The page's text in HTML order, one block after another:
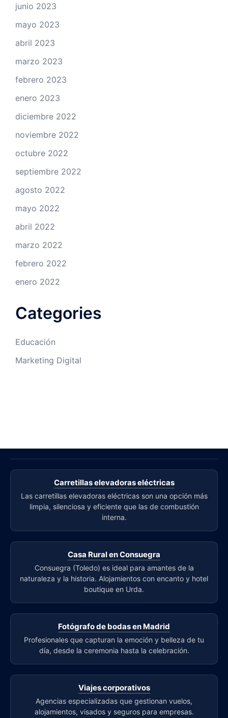
junio 2023
mayo 2023
abril 2023
marzo 2023
febrero 2023
enero 2023
diciembre 2022
noviembre 2022
octubre 2022
septiembre 2022
agosto 2022
mayo 2022
abril 2022
marzo 2022
febrero 2022
enero 2022
Categories
Educación
Marketing Digital
Carretillas elevadoras eléctricas
Las carretillas elevadoras eléctricas son una opción más
limpia, silenciosa y eficiente que las de combustión
interna.
Casa Rural en Consuegra
Consuegra (Toledo) es ideal para amantes de la
naturaleza y la historia. Alojamientos con encanto y hotel
boutique en Urda.
Fotógrafo de bodas en Madrid
Profesionales que capturan la emoción y belleza de tu
día, desde la ceremonia hasta la celebración.
Viajes corporativos
Agencias especializadas que gestionan vuelos,
alojamientos, visados y seguros para empresas.